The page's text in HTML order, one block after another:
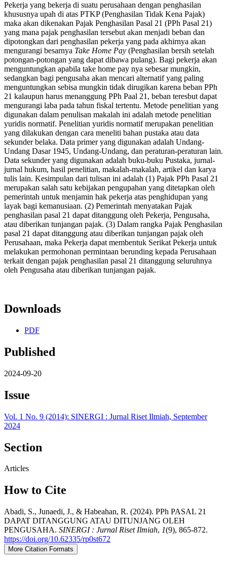
Pekerja yang bekerja di suatu perusahaan dengan penghasilan
khususnya upah di atas PTKP (Penghasilan Tidak Kena Pajak)
maka akan dikenakan Pajak Penghasilan Pasal 21 (PPh Pasal 21)
yang mana pajak penghasilan tersebut akan menjadi beban dan
dipotongkan dari penghasilan pekerja yang pada akhirnya akan
mengurangi besarnya Take Home Pay (Penghasilan bersih setelah
potongan-potongan yang dapat dibawa pulang). Bagi pekerja akan
menguntungkan apabila take home pay nya sebesar mungkin,
sedangkan bagi pengusaha akan mencari alternatif yang paling
menguntungkan sebisa mungkin tidak dirugikan karena beban PPh
21 kalaupun harus menanggung PPh Paal 21, beban teresbut dapat
mengurangi laba pada tahun fiskal tertentu. Metode penelitian yang
digunakan dalam penulisan makalah ini adalah metode penelitian
yuridis normatif. Penelitian yuridis normatif merupakan penelitian
yang dilakukan dengan cara meneliti bahan pustaka atau data
sekunder belaka. Data primer yang digunakan adalah Undang-
Undang Dasar 1945, Undang-Undang, dan peraturan-peraturan lain.
Data sekunder yang digunakan adalah buku-buku Pustaka, jurnal-
jurnal hukum, hasil penelitian, makalah-makalah, artikel dan karya
tulis lain. Kesimpulan dari tulisan ini adalah (1) Pajak PPh Pasal 21
merupakan salah satu kebijakan pengupahan yang ditetapkan oleh
pemerintah untuk menjamin hak pekerja atas penghidupan yang
layak bagi kemanusiaan. (2) Pemerintah menyatakan Pajak
penghasilan pasal 21 dapat ditanggung oleh Pekerja, Pengusaha,
atau diberikan tunjangan pajak. (3) Dalam rangka Pajak Penghasilan
pasal 21 dapat ditanggung atau diberikan tunjangan pajak oleh
Perusahaan, maka Pekerja dapat membentuk Serikat Pekerja untuk
melakukan permohonan permintaan berunding kepada Perusahaan
terkait dengan pajak penghasilan pasal 21 ditanggung seluruhnya
oleh Pengusaha atau diberikan tunjangan pajak.
Downloads
PDF
Published
2024-09-20
Issue
Vol. 1 No. 9 (2014): SINERGI : Jurnal Riset Ilmiah, September
2024
Section
Articles
How to Cite
Abadi, S., Junaedi, J., & Habeahan, R. (2024). PPh PASAL 21
DAPAT DITANGGUNG ATAU DITUNJANG OLEH
PENGUSAHA. SINERGI : Jurnal Riset Ilmiah, 1(9), 865-872.
https://doi.org/10.62335/rp0st672
More Citation Formats